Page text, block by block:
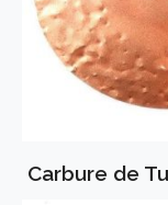
Carbure de